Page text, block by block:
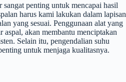
penting untuk mencapai hasil
harus kami lakukan dalam lapisan
yang sesuai. Penggunaan alat yang
aspal, akan membantu menciptakan
Selain itu, pengendalian suhu
untuk menjaga kualitasnya.